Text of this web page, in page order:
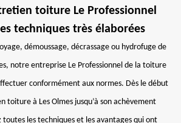
toiture Le Professionnel
techniques très élaborées
démoussage, décrassage ou hydrofuge de
notre entreprise Le Professionnel de la toiture
conformément aux normes. Dès le début
à Les Olmes jusqu’à son achèvement
les techniques et les avantages qui ont